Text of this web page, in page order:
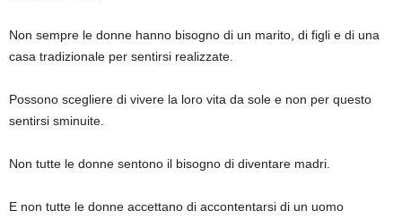
Non sempre le donne hanno bisogno di un marito, di figli e di una
casa tradizionale per sentirsi realizzate.
Possono scegliere di vivere la loro vita da sole e non per questo
sentirsi sminuite.
Non tutte le donne sentono il bisogno di diventare madri.
E non tutte le donne accettano di accontentarsi di un uomo